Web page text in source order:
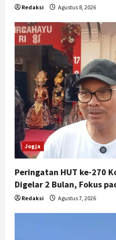
Redaksi Agustus 8, 2026
Jogja
Peringatan HUT ke-270
Digelar 2 Bulan, Fokus
Redaksi Agustus 7, 2026